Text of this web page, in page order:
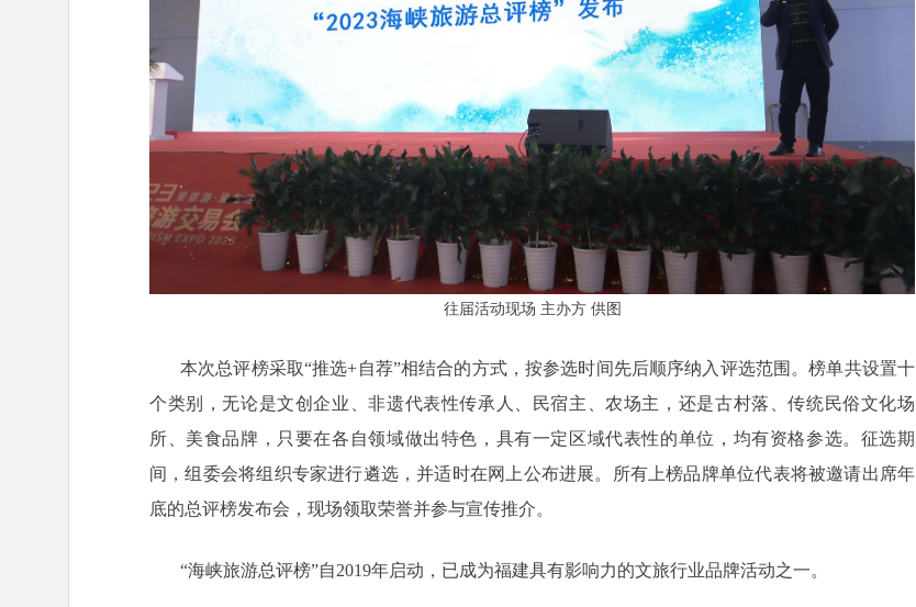
往届活动现场 主办方 供图
本次总评榜采取“推选+自荐”相结合的方式，按参选时间先后顺序纳入评选范围。榜单共设置十
个类别，无论是文创企业、非遗代表性传承人、民宿主、农场主，还是古村落、传统民俗文化场
所、美食品牌，只要在各自领域做出特色，具有一定区域代表性的单位，均有资格参选。征选期
间，组委会将组织专家进行遴选，并适时在网上公布进展。所有上榜品牌单位代表将被邀请出席年
底的总评榜发布会，现场领取荣誉并参与宣传推介。
“海峡旅游总评榜”自2019年启动，已成为福建具有影响力的文旅行业品牌活动之一。